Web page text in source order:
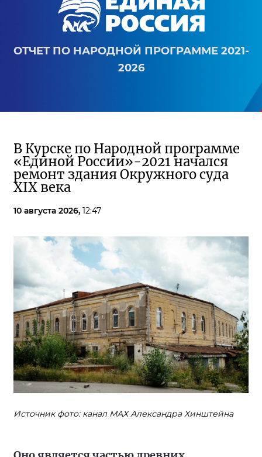
ОТЧЕТ ПО НАРОДНОЙ ПРОГРАММЕ 2021-
2026
В Курске по Народной программе
«Единой России»-2021 начался
ремонт здания Окружного суда
XIX века
10 августа 2026, 12:47
Источник фото: канал МАХ Александра Хинштейна